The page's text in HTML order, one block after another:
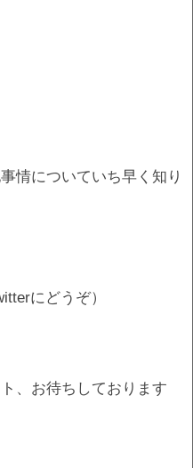
情についていち早く知り
にどうぞ）
、お待ちしております